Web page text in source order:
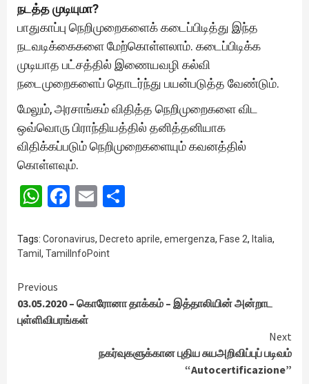
நடத்த முடியுமா?
பாதுகாப்பு நெறிமுறைகளைக் கடைப்பிடித்து இந்த
நடவடிக்கைகளை மேற்கொள்ளலாம். கடைப்பிடிக்க
முடியாத பட்சத்தில் இணையவழி கல்வி
நடைமுறைகளைப் தொடர்ந்து பயன்படுத்த வேண்டும்.
மேலும், அரசாங்கம் விதித்த நெறிமுறைகளை விட
ஒவ்வொரு பிராந்தியத்தில் தனித்தனியாக
விதிக்கப்படும் நெறிமுறைகளையும் கவனத்தில்
கொள்ளவும்.
WhatsApp
Facebook
Email
Tags: Coronavirus, Decreto aprile, emergenza, Fase 2, Italia,
Tamil , TamilInfoPoint
Continue
Reading
Previous
03.05.2020 – கொரோனா தாக்கம் – இத்தாலியின் அன்றாட
புள்ளிவிபரங்கள்
Next
நகர்வுகளுக்கான புதிய சுயஅறிவிப்புப் படிவம்
“Autocertificazione”